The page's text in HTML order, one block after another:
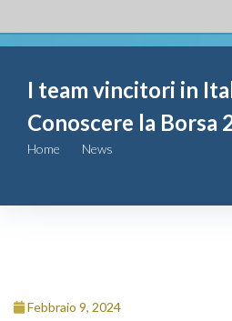
Fondazione
Attività
Contributi
Comunicazione
I team vincitori in
Conoscere la Borsa
Home
News
Febbraio 9, 2024